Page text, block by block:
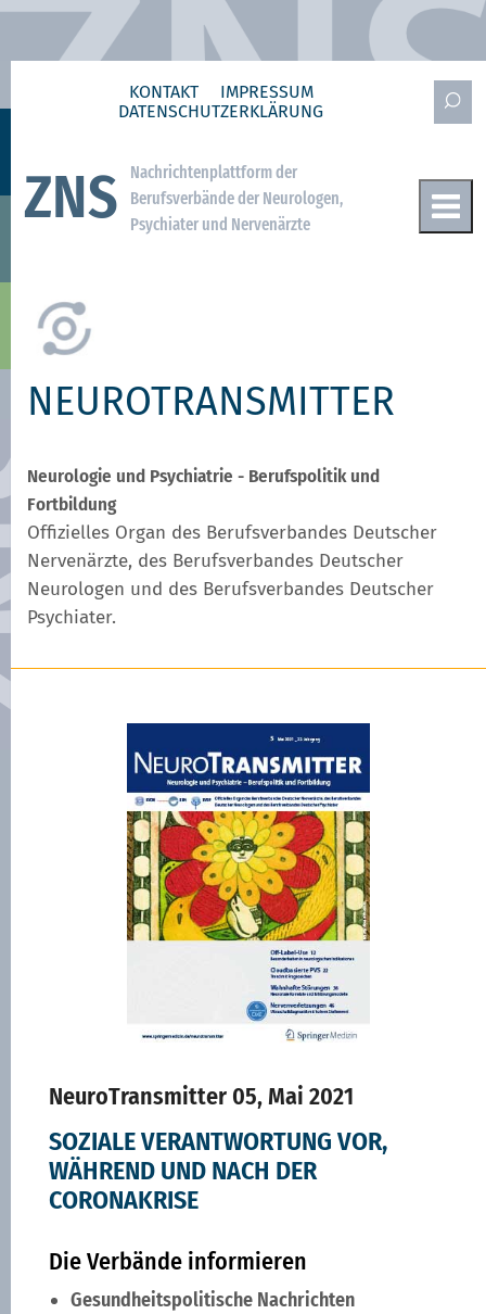
KONTAKT
IMPRESSUM
DATENSCHUTZ­ERKLÄRUNG
ZNS
Nachrichtenplattform der
Berufsverbände der Neurologen,
Psychiater und Nervenärzte
NEUROTRANSMITTER
Neurologie und Psychiatrie - Berufspolitik und
Fortbildung
Offizielles Organ des Berufsverbandes Deutscher
Nervenärzte, des Berufsverbandes Deutscher
Neurologen und des Berufsverbandes Deutscher
Psychiater.
NeuroTransmitter 05, Mai 2021
SOZIALE VERANTWORTUNG VOR,
WÄHREND UND NACH DER
CORONAKRISE
Die Verbände informieren
Gesundheitspolitische Nachrichten